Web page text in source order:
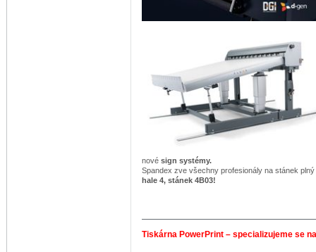
nové sign systémy.
Spandex zve všechny profesionály na stánek
hale 4, stánek 4B03!
Tiskárna PowerPrint – specializujeme se